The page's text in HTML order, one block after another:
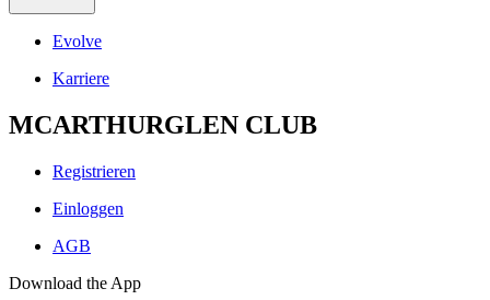
Evolve
Karriere
MCARTHURGLEN CLUB
Registrieren
Einloggen
AGB
Download the App